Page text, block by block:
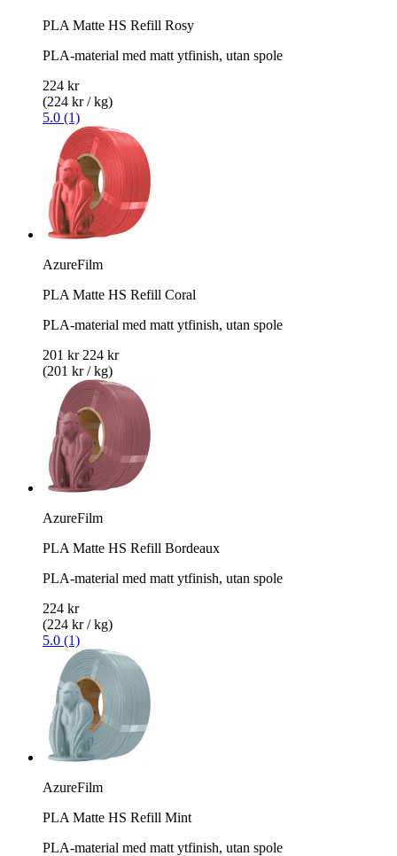
PLA Matte HS Refill Rosy
PLA-material med matt ytfinish, utan spole
224 kr
(224 kr / kg)
5.0 (1)
AzureFilm
PLA Matte HS Refill Coral
PLA-material med matt ytfinish, utan spole
201 kr 224 kr
(201 kr / kg)
AzureFilm
PLA Matte HS Refill Bordeaux
PLA-material med matt ytfinish, utan spole
224 kr
(224 kr / kg)
5.0 (1)
AzureFilm
PLA Matte HS Refill Mint
PLA-material med matt ytfinish, utan spole